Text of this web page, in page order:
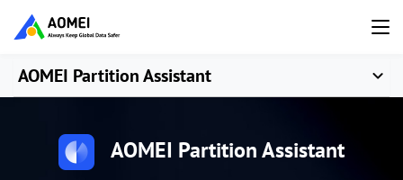
AOMEI Partition Assistant
AOMEI Partition Assistant